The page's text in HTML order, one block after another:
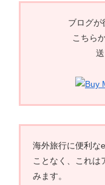
ブログが
こちら
海外旅行に便利な
ことなく、これは
みます。